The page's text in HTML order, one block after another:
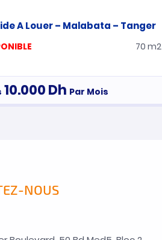
70 m2
10.000Dh Par Mois
NOUS